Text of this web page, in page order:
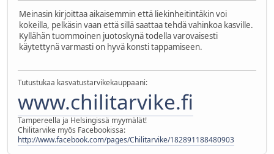
Meinasin kirjoittaa aikaisemmin että liekinheitintäkin voi
kokeilla, pelkäsin vaan että sillä saattaa tehdä vahinkoa kasville.
Kyllähän tuommoinen juotoskynä todella varovaisesti
käytettynä varmasti on hyvä konsti tappamiseen.
Tutustukaa kasvatustarvikekauppaani:
www.chilitarvike.fi
Tampereella ja Helsingissä myymälät!
Chilitarvike myös Facebookissa:
http://www.facebook.com/pages/Chilitarvike/182891188480903